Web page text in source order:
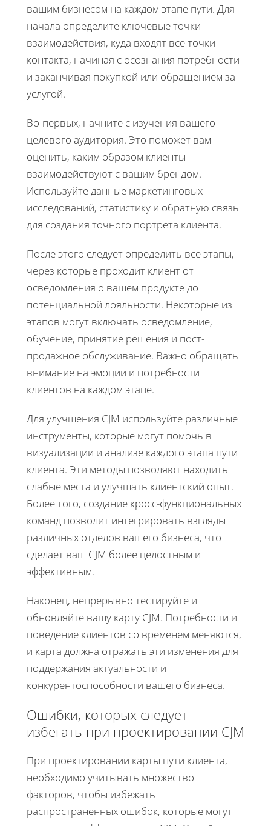
вашим бизнесом на каждом этапе пути. Для
начала определите ключевые точки
взаимодействия, куда входят все точки
контакта, начиная с осознания потребности
и заканчивая покупкой или обращением за
услугой.
Во-первых, начните с изучения вашего
целевого аудитория. Это поможет вам
оценить, каким образом клиенты
взаимодействуют с вашим брендом.
Используйте данные маркетинговых
исследований, статистику и обратную связь
для создания точного портрета клиента.
После этого следует определить все этапы,
через которые проходит клиент от
осведомления о вашем продукте до
потенциальной лояльности. Некоторые из
этапов могут включать осведомление,
обучение, принятие решения и пост-
продажное обслуживание. Важно обращать
внимание на эмоции и потребности
клиентов на каждом этапе.
Для улучшения CJM используйте различные
инструменты, которые могут помочь в
визуализации и анализе каждого этапа пути
клиента. Эти методы позволяют находить
слабые места и улучшать клиентский опыт.
Более того, создание кросс-функциональных
команд позволит интегрировать взгляды
различных отделов вашего бизнеса, что
сделает ваш CJM более целостным и
эффективным.
Наконец, непрерывно тестируйте и
обновляйте вашу карту CJM. Потребности и
поведение клиентов со временем меняются,
и карта должна отражать эти изменения для
поддержания актуальности и
конкурентоспособности вашего бизнеса.
Ошибки, которых следует
избегать при проектировании CJM
При проектировании карты пути клиента,
необходимо учитывать множество
факторов, чтобы избежать
распространенных ошибок, которые могут